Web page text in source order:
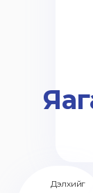
Дэлхийг